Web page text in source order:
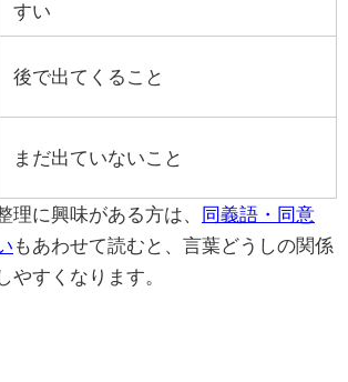
すい
後で出てくること
まだ出ていないこと
理に興味がある方は、
同義語・同意
もあわせて読むと、言葉どうしの関係
やすくなります。